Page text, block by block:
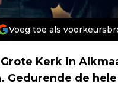
Voeg toe als
Kerk in
Gedurende de